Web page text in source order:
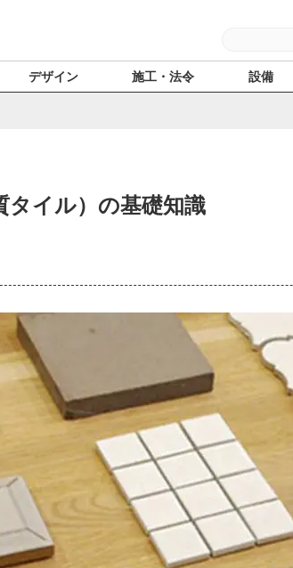
デザイン 施工・法令 設備
タイル）の基礎知識